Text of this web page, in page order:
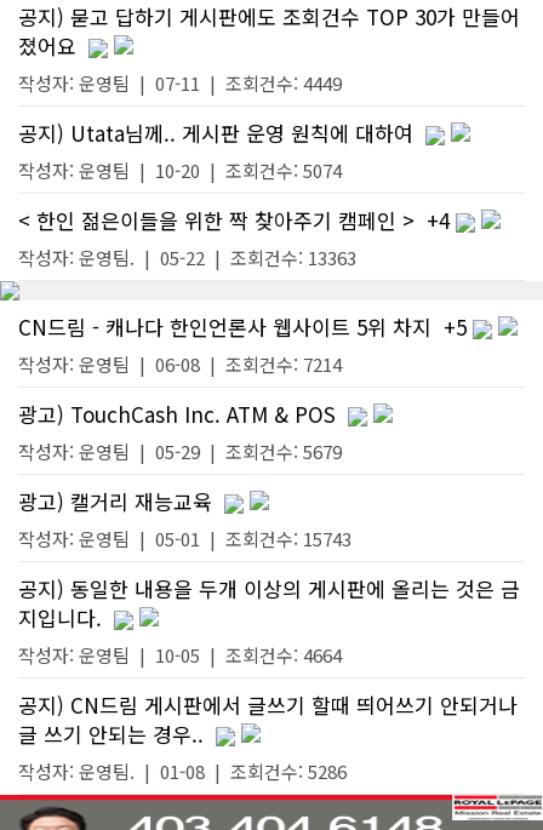
공지) 묻고 답하기 게시판에도 조회건수 TOP 30가 만들어
졌어요
작성자: 운영팀 | 07-11 | 조회건수: 4449
공지) Utata님께.. 게시판 운영 원칙에 대하여
작성자: 운영팀 | 10-20 | 조회건수: 5074
< 한인 젊은이들을 위한 짝 찾아주기 캠페인 > +4
작성자: 운영팀. | 05-22 | 조회건수: 13363
CN드림 - 캐나다 한인언론사 웹사이트 5위 차지 +5
작성자: 운영팀 | 06-08 | 조회건수: 7214
광고) TouchCash Inc. ATM & POS
작성자: 운영팀 | 05-29 | 조회건수: 5679
광고) 캘거리 재능교육
작성자: 운영팀 | 05-01 | 조회건수: 15743
공지) 동일한 내용을 두개 이상의 게시판에 올리는 것은 금
지입니다.
작성자: 운영팀 | 10-05 | 조회건수: 4664
공지) CN드림 게시판에서 글쓰기 할때 띄어쓰기 안되거나
글 쓰기 안되는 경우..
작성자: 운영팀. | 01-08 | 조회건수: 5286